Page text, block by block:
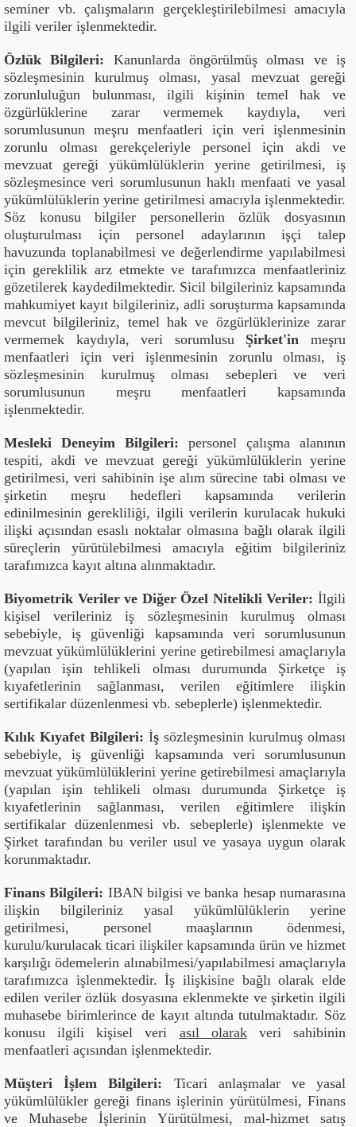
seminer vb. çalışmaların gerçekleştirilebilmesi amacıyla
ilgili veriler işlenmektedir.
Özlük Bilgileri: Kanunlarda öngörülmüş olması ve iş
sözleşmesinin kurulmuş olması, yasal mevzuat gereği
zorunluluğun bulunması, ilgili kişinin temel hak ve
özgürlüklerine zarar vermemek kaydıyla, veri
sorumlusunun meşru menfaatleri için veri işlenmesinin
zorunlu olması gerekçeleriyle personel için akdi ve
mevzuat gereği yükümlülüklerin yerine getirilmesi, iş
sözleşmesince veri sorumlusunun haklı menfaati ve yasal
yükümlülüklerin yerine getirilmesi amacıyla işlenmektedir.
Söz konusu bilgiler personellerin özlük dosyasının
oluşturulması için personel adaylarının işçi talep
havuzunda toplanabilmesi ve değerlendirme yapılabilmesi
için gereklilik arz etmekte ve tarafımızca menfaatleriniz
gözetilerek kaydedilmektedir. Sicil bilgileriniz kapsamında
mahkumiyet kayıt bilgileriniz, adli soruşturma kapsamında
mevcut bilgileriniz, temel hak ve özgürlüklerinize zarar
vermemek kaydıyla, veri sorumlusu Şirket'inmeşru
menfaatleri için veri işlenmesinin zorunlu olması, iş
sözleşmesinin kurulmuş olması sebepleri ve veri
sorumlusunun meşru menfaatleri kapsamında
işlenmektedir.
Mesleki Deneyim Bilgileri:personel çalışma alanının
tespiti, akdi ve mevzuat gereği yükümlülüklerin yerine
getirilmesi, veri sahibinin işe alım sürecine tabi olması ve
şirketin meşru hedefleri kapsamında verilerin
edinilmesinin gerekliliği, ilgili verilerin kurulacak hukuki
ilişki açısından esaslı noktalar olmasına bağlı olarak ilgili
süreçlerin yürütülebilmesi amacıyla eğitim bilgileriniz
tarafımızca kayıt altına alınmaktadır.
Biyometrik Veriler ve Diğer Özel Nitelikli Veriler:İlgili
kişisel verileriniz iş sözleşmesinin kurulmuş olması
sebebiyle, iş güvenliği kapsamında veri sorumlusunun
mevzuat yükümlülüklerini yerine getirebilmesi amaçlarıyla
(yapılan işin tehlikeli olması durumunda Şirketçe iş
kıyafetlerinin sağlanması, verilen eğitimlere ilişkin
sertifikalar düzenlenmesi vb. sebeplerle) işlenmektedir.
Kılık Kıyafet Bilgileri:İş sözleşmesinin kurulmuş olması
sebebiyle, iş güvenliği kapsamında veri sorumlusunun
mevzuat yükümlülüklerini yerine getirebilmesi amaçlarıyla
(yapılan işin tehlikeli olması durumunda Şirketçe iş
kıyafetlerinin sağlanması, verilen eğitimlere ilişkin
sertifikalar düzenlenmesi vb. sebeplerle) işlenmekte ve
Şirket tarafından bu veriler usul ve yasaya uygun olarak
korunmaktadır.
Finans Bilgileri: IBAN bilgisi ve banka hesap numarasına
ilişkin bilgileriniz yasal yükümlülüklerin yerine
getirilmesi, personel maaşlarının ödenmesi,
kurulu/kurulacak ticari ilişkiler kapsamında ürün ve hizmet
karşılığı ödemelerin alınabilmesi/yapılabilmesi amaçlarıyla
tarafımızca işlenmektedir. İş ilişkisine bağlı olarak elde
edilen veriler özlük dosyasına eklenmekte ve şirketin ilgili
muhasebe birimlerince de kayıt altında tutulmaktadır. Söz
konusu ilgili kişisel veri asıl olarakveri sahibinin
menfaatleri açısından işlenmektedir.
Müşteri İşlem Bilgileri: Ticari anlaşmalar ve yasal
yükümlülükler gereği finans işlerinin yürütülmesi, Finans
ve Muhasebe İşlerinin Yürütülmesi, mal-hizmet satış